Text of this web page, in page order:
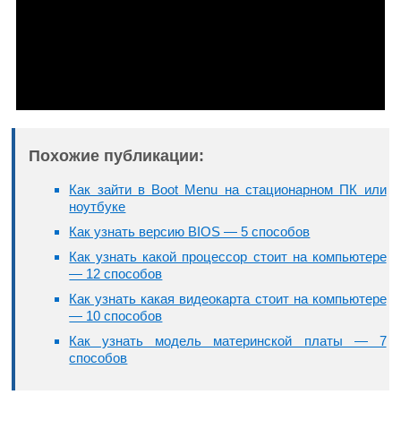
Похожие публикации:
Как зайти в Boot Menu на стационарном ПК или
ноутбуке
Как узнать версию BIOS — 5 способов
Как узнать какой процессор стоит на компьютере
— 12 способов
Как узнать какая видеокарта стоит на компьютере
— 10 способов
Как узнать модель материнской платы — 7
способов